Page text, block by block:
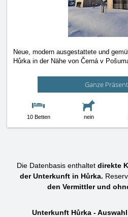
Neue, modern ausgestattete und
Hůrka in der Nähe von Černá v
Ganze
10 Betten nein
Die Datenbasis enthaltet direkte
der Unterkunft in Hůrka.
den Vermittler und
Unterkunft Hůrka -